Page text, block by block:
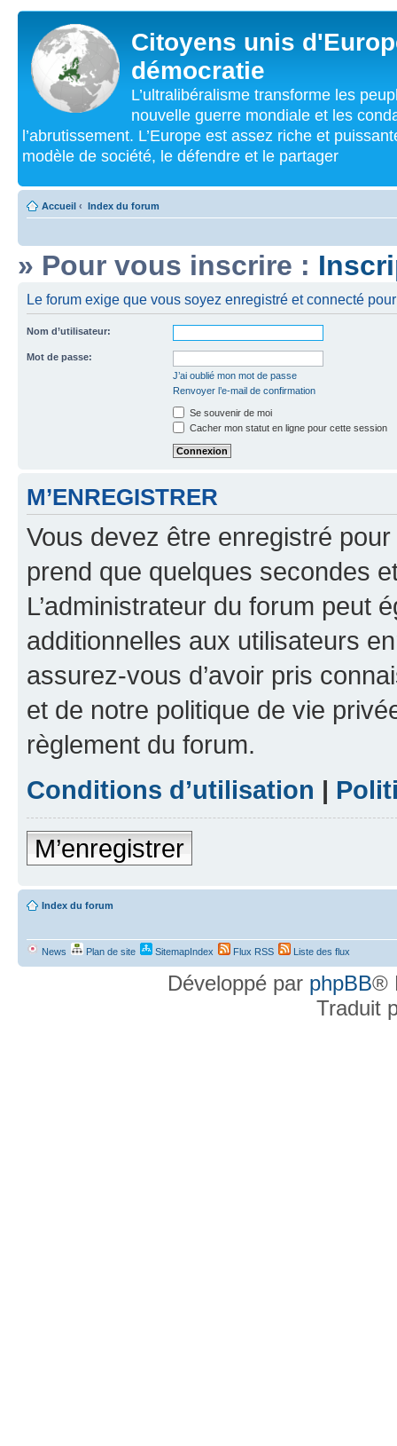
Citoyens unis
démocratie
L’ultralibéralisme transforme les
nouvelle guerre mondiale et les
l’abrutissement. L’Europe est assez riche et
modèle de société, le défendre et le partager
Accueil ‹ Index du forum
» Pour vous inscrire :
Le forum exige que vous soyez enregistré et connecté
Nom d’utilisateur:
Mot de passe:
J’ai oublié mon mot de passe
Renvoyer l’e-mail de confirmation
Se souvenir de moi
Cacher mon statut en ligne pour cette session
M’ENREGISTRER
Vous devez être enregistré
prend que quelques secondes
L’administrateur du forum peut
additionnelles aux utilisateurs
assurez-vous d’avoir pris
et de notre politique de vie
règlement du forum.
Conditions d’utilisation |
M’enregistrer
Index du forum
News Plan de site SitemapIndex Flux RSS Liste des flux
Développé par phpBB®
Traduit